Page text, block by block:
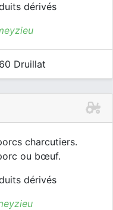
dérivés
Druillat
charcutiers.
ou bœuf.
dérivés